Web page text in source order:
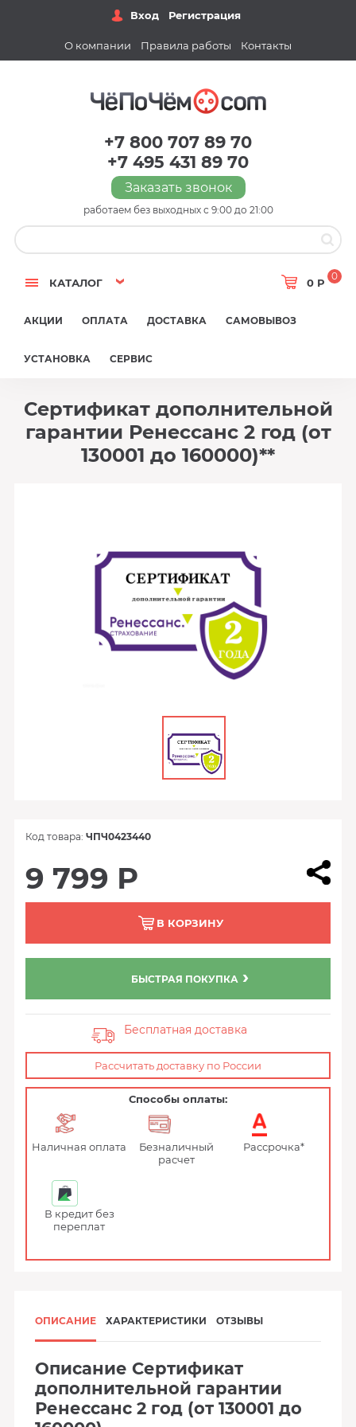
Вход Регистрация
О компании Правила работы Контакты
+7 800 707 89 70
+7 495 431 89 70
Заказать звонок
работаем без выходных с 9:00 до 21:00
КАТАЛОГ 0 Р
0
АКЦИИ ОПЛАТА ДОСТАВКА САМОВЫВОЗ
УСТАНОВКА СЕРВИС
Сертификат дополнительной
гарантии Ренессанс 2 год (от
130001 до 160000)**
Код товара: ЧПЧ0423440
9 799 Р
В КОРЗИНУ
БЫСТРАЯ ПОКУПКА
Бесплатная доставка
Рассчитать доставку по России
Способы оплаты:
Наличная оплата
Безналичный
расчет
Рассрочка*
В кредит без
переплат
ОПИСАНИЕ ХАРАКТЕРИСТИКИ ОТЗЫВЫ
Описание Сертификат
дополнительной гарантии
Ренессанс 2 год (от 130001 до